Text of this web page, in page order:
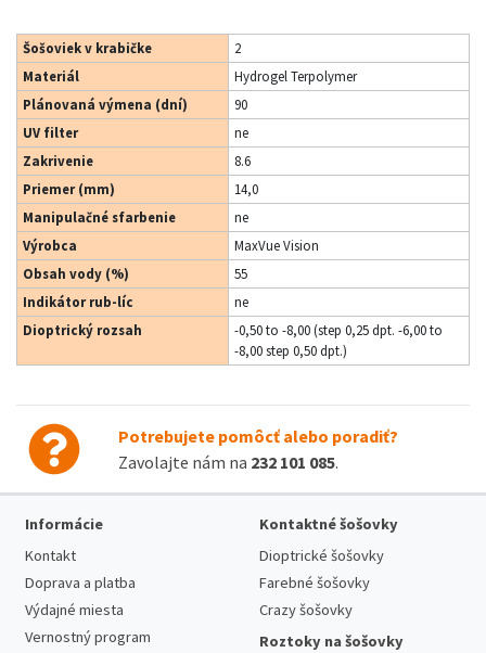
Šošoviek v krabičke
2
Materiál
Hydrogel Terpolymer
Plánovaná výmena (dní)
90
UV filter
ne
Zakrivenie
8.6
Priemer (mm)
14,0
Manipulačné sfarbenie
ne
Výrobca
MaxVue Vision
Obsah vody (%)
55
Indikátor rub-líc
ne
Dioptrický rozsah
-0,50 to -8,00 (step 0,25 dpt. -6,00 to
-8,00 step 0,50 dpt.)
Potrebujete pomôcť alebo poradiť?
Zavolajte nám na 232 101 085.
Informácie
Kontakt
Doprava a platba
Výdajné miesta
Vernostný program
Kontaktné šošovky
Dioptrické šošovky
Farebné šošovky
Crazy šošovky
Roztoky na šošovky